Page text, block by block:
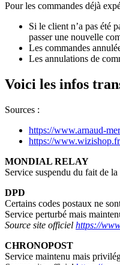
Pour les commandes déjà
Si le client n’a pas été
passer une nouvelle
Les commandes
Les annulations de
Voici les infos
Sources :
https://www.arnaud-
https://
MONDIAL RELAY
Service suspendu du fait de
DPD
Certains codes postaux ne
Service perturbé mais
Source site officiel https://
CHRONOPOST
Service maintenu mais